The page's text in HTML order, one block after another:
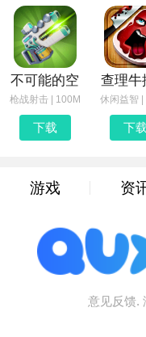
不可能的空
枪战射击 | 100M
下载
查理牛
休闲益智 |
下载
游戏 资
意见反馈.